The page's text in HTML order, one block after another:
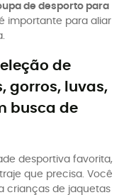
de desporto para
importante para aliar
de
gorros, luvas,
busca de
desportiva favorita,
que precisa. Você
crianças de jaquetas